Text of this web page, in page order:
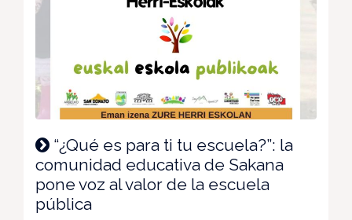
“¿Qué es para ti tu escuela?”: la
comunidad educativa de Sakana
pone voz al valor de la escuela
pública